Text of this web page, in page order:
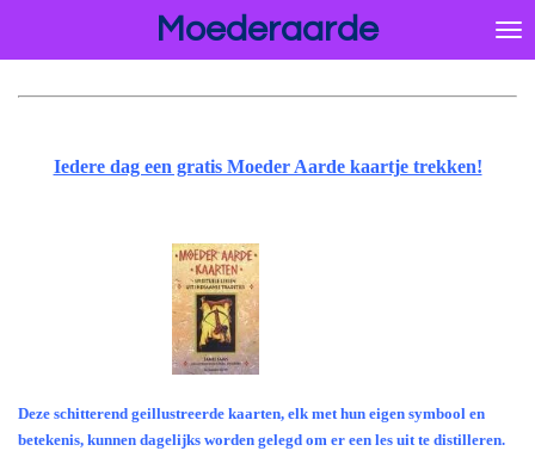
de
Moederaarde
Iedere dag een gratis Moeder Aarde kaartje trekken!
Deze schitterend geillustreerde kaarten, elk met hun eigen symbool en
betekenis, kunnen dagelijks worden gelegd om er een les uit te distilleren.